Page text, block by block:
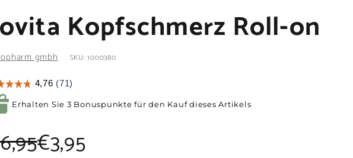
Kopfschmerz Roll-on
gmbh SKU: 1000380
Erhalten Sie 3 Bonuspunkte für den Kauf dieses Artikels
€6,95
€3,95€3,95